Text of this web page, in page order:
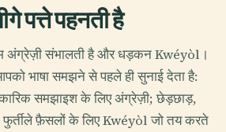
पत्ते पहनती है
अंग्रेज़ी संभालती है और धड़कन Kwéyòl।
भाषा समझने से पहले ही सुनाई देता है:
समझाइश के लिए अंग्रेज़ी; छेड़छाड़,
फ़ैसलों के लिए Kwéyòl जो तय करते